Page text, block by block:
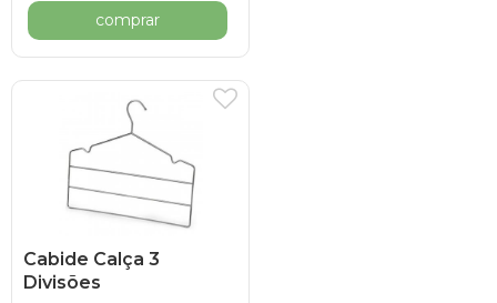
comprar
Cabide Calça 3
Divisões